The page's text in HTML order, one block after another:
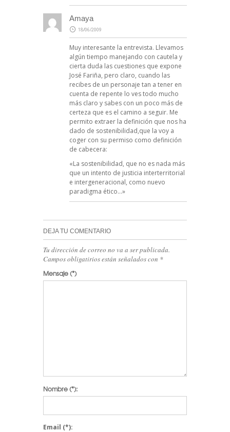
Amaya
18/06/2009
Muy interesante la entrevista. Llevamos
algún tiempo manejando con cautela y
cierta duda las cuestiones que expone
José Fariña, pero claro, cuando las
recibes de un personaje tan a tener en
cuenta de repente lo ves todo mucho
más claro y sabes con un poco más de
certeza que es el camino a seguir. Me
permito extraer la definición que nos ha
dado de sostenibilidad,que la voy a
coger con su permiso como definición
de cabecera:
«La sostenibilidad, que no es nada más
que un intento de justicia interterritorial
e intergeneracional, como nuevo
paradigma ético…»
DEJA TU COMENTARIO
Tu dirección de correo no va a ser publicada.
Campos obligatirios están señalados con *
Mensaje(*)
Nombre(*):
Email (*):